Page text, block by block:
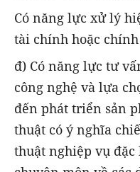
Có năng lực xử lý
tài chính hoặc
đ) Có năng lực tư
công nghệ và lựa
đến phát triển sản
thuật có ý nghĩa
thuật nghiệp vụ